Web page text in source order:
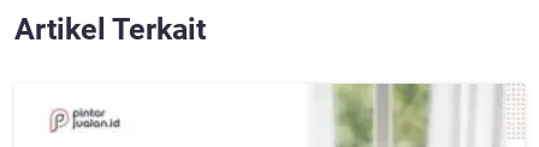
Artikel Terkait